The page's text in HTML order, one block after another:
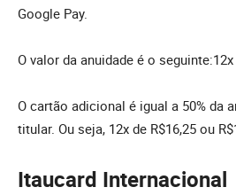
Google Pay.
O valor da anuidade é o seguinte:12x
O cartão adicional é igual a 50% da
titular. Ou seja, 12x de R$16,25 ou
Itaucard Internacional